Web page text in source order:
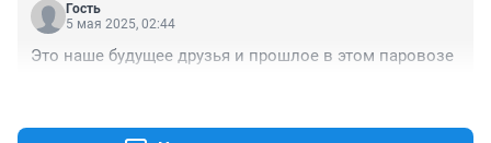
Гость
5 мая 2025, 02:44
Это наше будущее друзья и прошлое в этом паровозе